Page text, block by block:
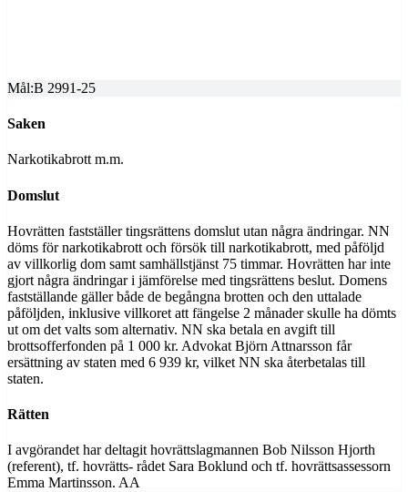
Mål:B 2991-25
Saken
Narkotikabrott m.m.
Domslut
Hovrätten fastställer tingsrättens domslut utan några ändringar. NN
döms för narkotikabrott och försök till narkotikabrott, med påföljd
av villkorlig dom samt samhällstjänst 75 timmar. Hovrätten har inte
gjort några ändringar i jämförelse med tingsrättens beslut. Domens
fastställande gäller både de begångna brotten och den uttalade
påföljden, inklusive villkoret att fängelse 2 månader skulle ha dömts
ut om det valts som alternativ. NN ska betala en avgift till
brottsofferfonden på 1 000 kr. Advokat Björn Attnarsson får
ersättning av staten med 6 939 kr, vilket NN ska återbetalas till
staten.
Rätten
I avgörandet har deltagit hovrättslagmannen Bob Nilsson Hjorth
(referent), tf. hovrätts- rådet Sara Boklund och tf. hovrättsassessorn
Emma Martinsson. AA